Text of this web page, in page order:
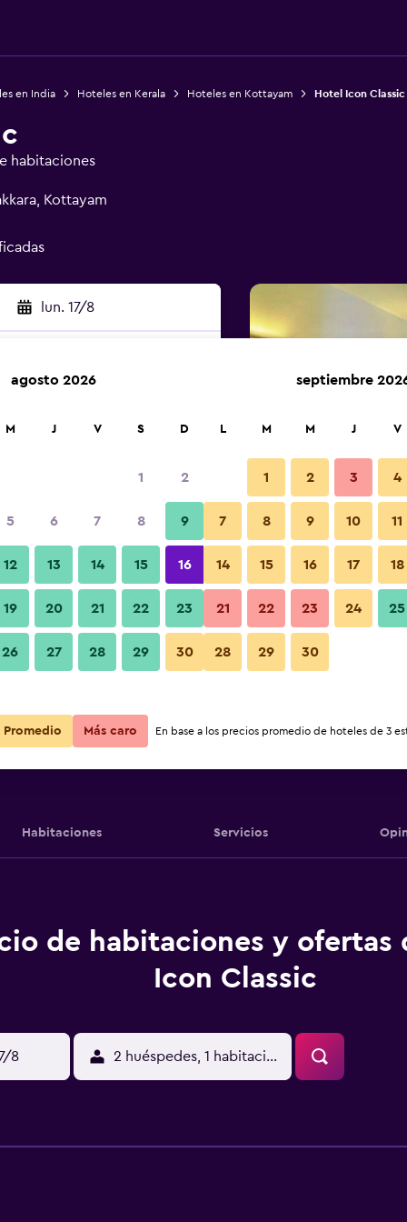
en India Hoteles en Kerala Hoteles en Kottayam Hotel Icon Classic
habitaciones
Kottayam
lun. 17/8
Ver precios
Ver precios
Habitación
Fotos
Habitaciones Servicios
de habitaciones y ofertas
Icon Classic
8 2 huéspedes, 1 habitación
agosto 2026
M J V S D
1 2
5 6 7 8 9
12 13 14 15 16
19 20 21 22 23
26 27 28 29 30
septiembre
L M M J V
1 2 3 4
7 8 9 10 11
14 15 16 17 18
21 22 23 24 25
28 29 30
Promedio Más caro En base a los precios promedio de hoteles de 3